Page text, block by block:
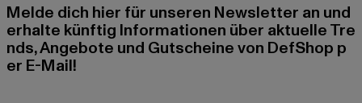
Melde dich hier für unseren Newsletter an und
erhalte künftig Informationen über aktuelle Tre
nds, Angebote und Gutscheine von DefShop p
er E-Mail!